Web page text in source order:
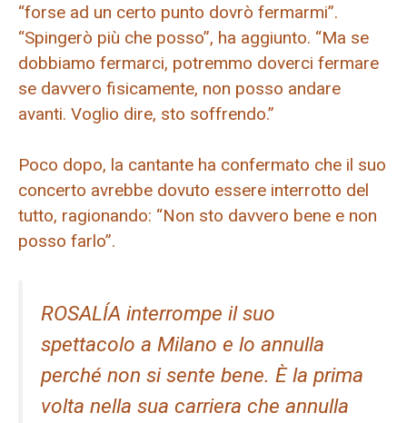
“forse ad un certo punto dovrò fermarmi”.
“Spingerò più che posso”, ha aggiunto. “Ma se
dobbiamo fermarci, potremmo doverci fermare
se davvero fisicamente, non posso andare
avanti. Voglio dire, sto soffrendo.”
Poco dopo, la cantante ha confermato che il suo
concerto avrebbe dovuto essere interrotto del
tutto, ragionando: “Non sto davvero bene e non
posso farlo”.
ROSALÍA interrompe il suo
spettacolo a Milano e lo annulla
perché non si sente bene. È la prima
volta nella sua carriera che annulla